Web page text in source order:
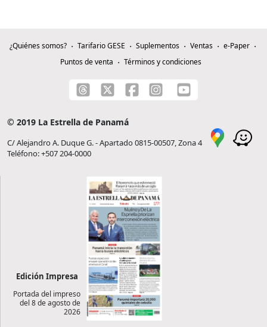
¿Quiénes somos? Tarifario GESE Suplementos Ventas
e-Paper
Puntos de venta
Términos y condiciones
© 2019 La Estrella de Panamá
C/ Alejandro A. Duque G. - Apartado 0815-00507, Zona 4
Teléfono: +507 204-0000
Edición Impresa
Portada del impreso
del 8 de agosto de
2026